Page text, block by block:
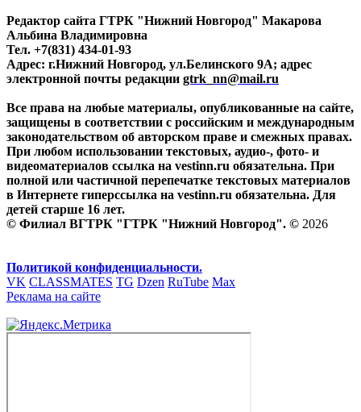
Редактор сайта ГТРК "Нижний Новгород" Макарова
Альбина Владимировна
Тел. +7(831) 434-01-93
Адрес: г.Нижний Новгород, ул.Белинского 9А; адрес
электронной почты редакции gtrk_nn@mail.ru
Все права на любые материалы, опубликованные на сайте,
защищены в соответствии с российским и международным
законодательством об авторском праве и смежных правах.
При любом использовании текстовых, аудио-, фото- и
видеоматериалов ссылка на vestinn.ru обязательна. При
полной или частичной перепечатке текстовых материалов
в Интернете гиперссылка на vestinn.ru обязательна. Для
детей старше 16 лет.
© Филиал ВГТРК "ГТРК "Нижний Новгород". © 2026
Политикой конфиденциальности.
VK CLASSMATES TG Dzen RuTube Max
Реклама на сайте